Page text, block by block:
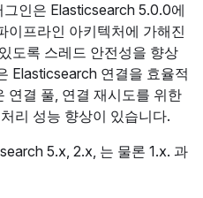
그인은 Elasticsearch 5.0.0에
이프라인 아키텍처에 가해진
도록 스레드 안전성을 향상
Elasticsearch 연결을 효율적
연결 풀, 연결 재시도를 위한
리 성능 향상이 있습니다.
5.x, 2.x, 는 물론 1.x. 과